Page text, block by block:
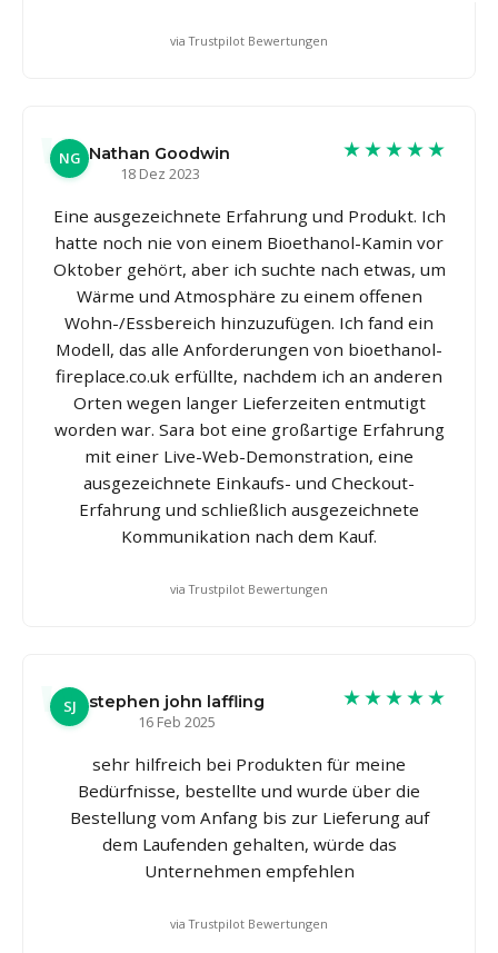
via Trustpilot Bewertungen
NG Nathan Goodwin
18 Dez 2023
★★★★★
Eine ausgezeichnete Erfahrung und Produkt. Ich
hatte noch nie von einem Bioethanol-Kamin vor
Oktober gehört, aber ich suchte nach etwas, um
Wärme und Atmosphäre zu einem offenen
Wohn-/Essbereich hinzuzufügen. Ich fand ein
Modell, das alle Anforderungen von bioethanol-
fireplace.co.uk erfüllte, nachdem ich an anderen
Orten wegen langer Lieferzeiten entmutigt
worden war. Sara bot eine großartige Erfahrung
mit einer Live-Web-Demonstration, eine
ausgezeichnete Einkaufs- und Checkout-
Erfahrung und schließlich ausgezeichnete
Kommunikation nach dem Kauf.
via Trustpilot Bewertungen
SJ
stephen john laffling
16 Feb 2025
★★★★★
sehr hilfreich bei Produkten für meine
Bedürfnisse, bestellte und wurde über die
Bestellung vom Anfang bis zur Lieferung auf
dem Laufenden gehalten, würde das
Unternehmen empfehlen
via Trustpilot Bewertungen